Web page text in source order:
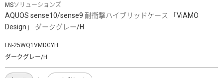
MSソリューションズ
AQUOS sense10/sense9 耐衝撃ハイブリッドケース 「ViAMO
Design」 ダークグレー/H
LN-25WQ1VMDGYH
ダークグレー/H